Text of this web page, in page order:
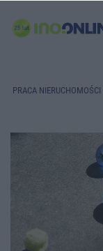
PRACA NIERUCHOMOŚCI